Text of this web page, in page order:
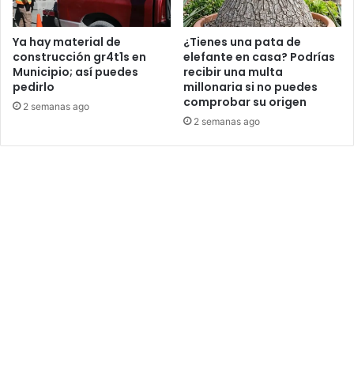
Ya hay material de
construcción gr4t1s en
Municipio; así puedes
pedirlo
2 semanas ago
¿Tienes una pata de
elefante en casa? Podrías
recibir una multa
millonaria si no puedes
comprobar su origen
2 semanas ago